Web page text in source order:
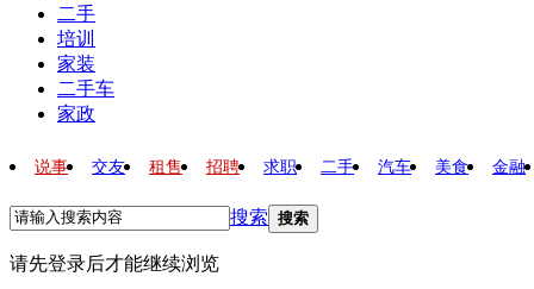
二手
培训
家装
二手车
家政
说事 交友 租售 招聘 求职 二手 汽车 美食 金融
搜索 搜索
请先登录后才能继续浏览